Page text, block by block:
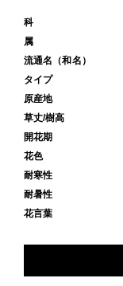
科
属
流通名（和名）
タイプ
原産地
草丈/樹高
開花期
花色
耐寒性
耐暑性
花言葉